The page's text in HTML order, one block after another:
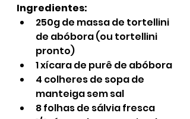
Ingredientes:
250g de massa de tortellini
de abóbora (ou tortellini
pronto)
1 xícara de purê de abóbora
4 colheres de sopa de
manteiga sem sal
8 folhas de sálvia fresca